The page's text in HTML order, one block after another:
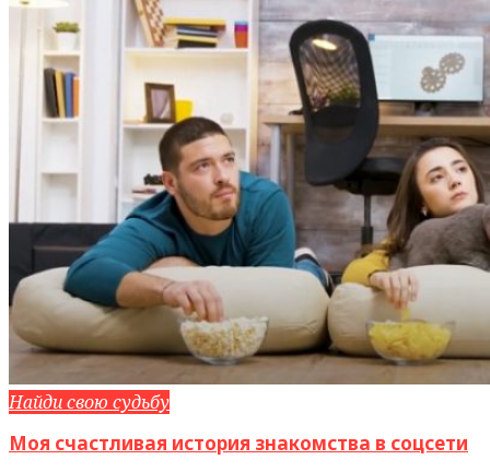
Найди свою судьбу
Моя счастливая история знакомства в соцсети